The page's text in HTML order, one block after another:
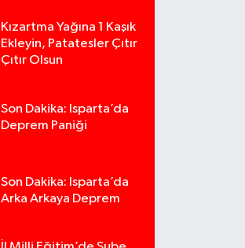
Kızartma Yağına 1 Kaşık
Ekleyin, Patatesler Çıtır
Çıtır Olsun
Son Dakika: Isparta’da
Deprem Paniği
Son Dakika: Isparta’da
Arka Arkaya Deprem